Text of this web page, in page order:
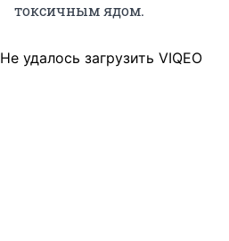
токсичным ядом.
Не удалось загрузить VIQEO